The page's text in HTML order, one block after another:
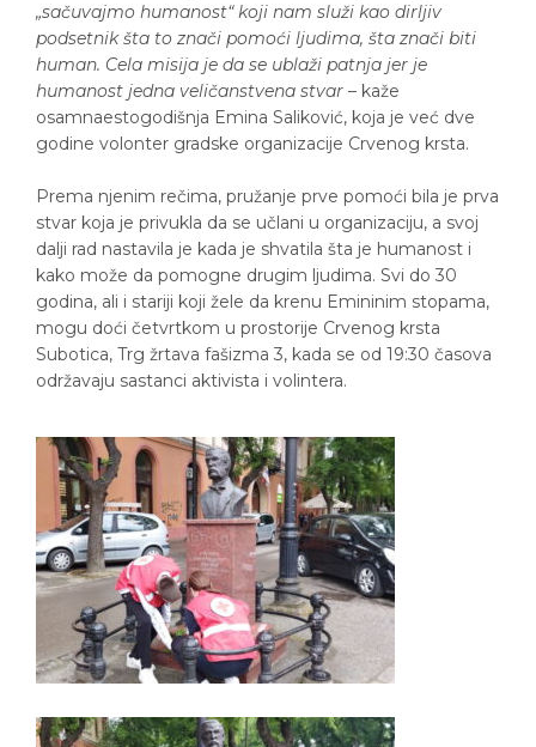
„sačuvajmo humanost“ koji nam služi kao dirljiv
podsetnik šta to znači pomoći ljudima, šta znači biti
human. Cela misija je da se ublaži patnja jer je
humanost jedna veličanstvena stvar – kaže
osamnaestogodišnja Emina Saliković, koja je već dve
godine volonter gradske organizacije Crvenog krsta.
Prema njenim rečima, pružanje prve pomoći bila je prva
stvar koja je privukla da se učlani u organizaciju, a svoj
dalji rad nastavila je kada je shvatila šta je humanost i
kako može da pomogne drugim ljudima. Svi do 30
godina, ali i stariji koji žele da krenu Emininim stopama,
mogu doći četvrtkom u prostorije Crvenog krsta
Subotica, Trg žrtava fašizma 3, kada se od 19:30 časova
održavaju sastanci aktivista i volintera.